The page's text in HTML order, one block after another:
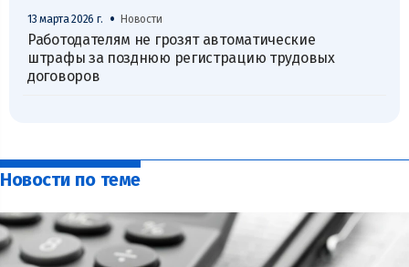
13 марта 2026 г. • Новости
Работодателям не грозят автоматические
штрафы за позднюю регистрацию трудовых
договоров
Новости по теме